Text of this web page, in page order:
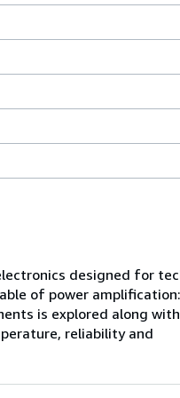
designed for
of power
is explored along
reliability and